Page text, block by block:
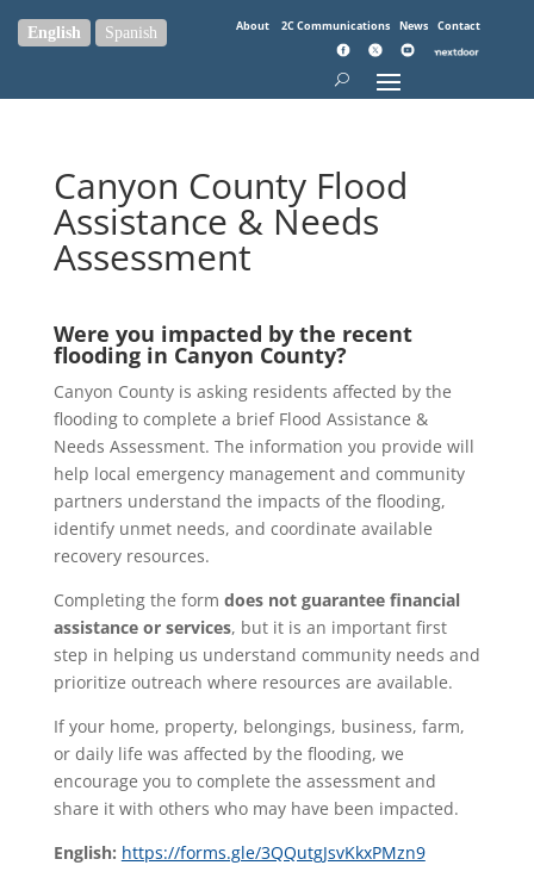
About 2C Communications News Contact
Canyon County Flood
Assistance & Needs
Assessment
Were you impacted by the recent
flooding in Canyon County?
Canyon County is asking residents affected by the
flooding to complete a brief Flood Assistance &
Needs Assessment. The information you provide will
help local emergency management and community
partners understand the impacts of the flooding,
identify unmet needs, and coordinate available
recovery resources.
Completing the form does not guarantee financial
assistance or services, but it is an important first
step in helping us understand community needs and
prioritize outreach where resources are available.
If your home, property, belongings, business, farm,
or daily life was affected by the flooding, we
encourage you to complete the assessment and
share it with others who may have been impacted.
English: https://forms.gle/3QQutgJsvKkxPMzn9
English Spanish